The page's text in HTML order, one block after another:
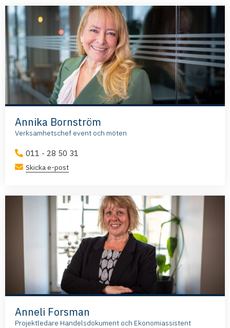
Annika Bornström
Verksamhetschef event och möten
011 - 28 50 31
Skicka e-post
Anneli Forsman
Projektledare Handelsdokument och Ekonomiassistent